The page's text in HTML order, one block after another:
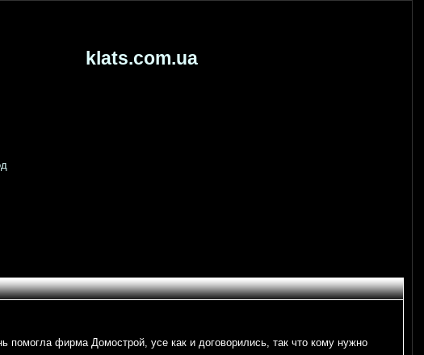
klats.com.ua
помогла фирма Домострой, усе как и договорились, так что кому нужно